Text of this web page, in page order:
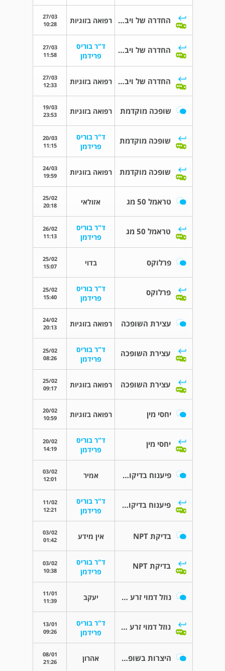
החדרה של ויברטור רפואה בזוגיות
27/03
10:28
החדרה של ויברטור
ד"ר בוריס
פרידמן
27/03
11:58
החדרה של ויברטור רפואה בזוגיות
27/03
12:33
שופכה מוקדמת רפואה בזוגיות
19/03
23:53
שופכה מוקדמת
ד"ר בוריס
פרידמן
20/03
11:15
שופכה מוקדמת רפואה בזוגיות
24/03
19:59
טראמל 50 מג אזולאי
25/02
20:18
טראמל 50 מג
ד"ר בוריס
פרידמן
26/02
11:13
פרלוקס בדוי
25/02
15:07
פרלוקס
ד"ר בוריס
פרידמן
25/02
15:40
עצירת השופכה רפואה בזוגיות
24/02
20:13
עצירת השופכה
ד"ר בוריס
פרידמן
25/02
08:26
עצירת השופכה רפואה בזוגיות
25/02
09:17
יחסי מין רפואה בזוגיות
20/02
10:59
יחסי מין
ד"ר בוריס
פרידמן
20/02
14:19
פיענוח בדיקות טסטוסטרון אמיר
03/02
12:01
פיענוח בדיקות טסטוסטרון
ד"ר בוריס
פרידמן
11/02
12:21
בדיקת NPT אין מידע
03/02
01:42
בדיקת NPT
ד"ר בוריס
פרידמן
03/02
10:38
נוזל דמוי זרע לאחר מתן שתן יעקב
11/01
11:39
נוזל דמוי זרע לאחר מתן שתן
ד"ר בוריס
פרידמן
13/01
09:26
היצרות בשופכה ונפיחות של הפין אהרון
08/01
21:26